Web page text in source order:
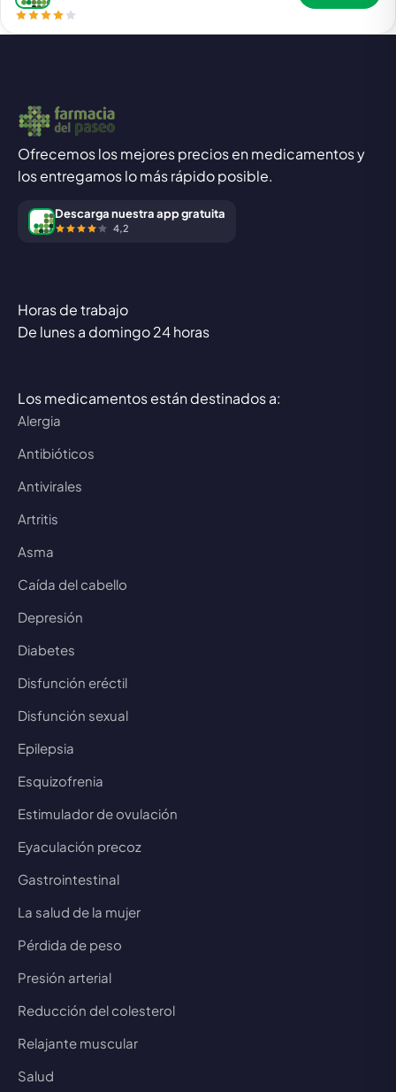
Ofrecemos los mejores precios en medicamentos y
los entregamos lo más rápido posible.
Descarga nuestra app gratuita
4,2
Horas de trabajo
De lunes a domingo 24 horas
Los medicamentos están destinados a:
Alergia
Antibióticos
Antivirales
Artritis
Asma
Caída del cabello
Depresión
Diabetes
Disfunción eréctil
Disfunción sexual
Epilepsia
Esquizofrenia
Estimulador de ovulación
Eyaculación precoz
Gastrointestinal
La salud de la mujer
Pérdida de peso
Presión arterial
Reducción del colesterol
Relajante muscular
Salud